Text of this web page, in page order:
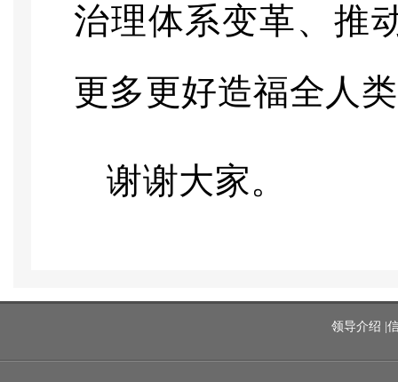
治理体系变革、推
更多更好造福全人
谢谢大家。
领导介绍 |